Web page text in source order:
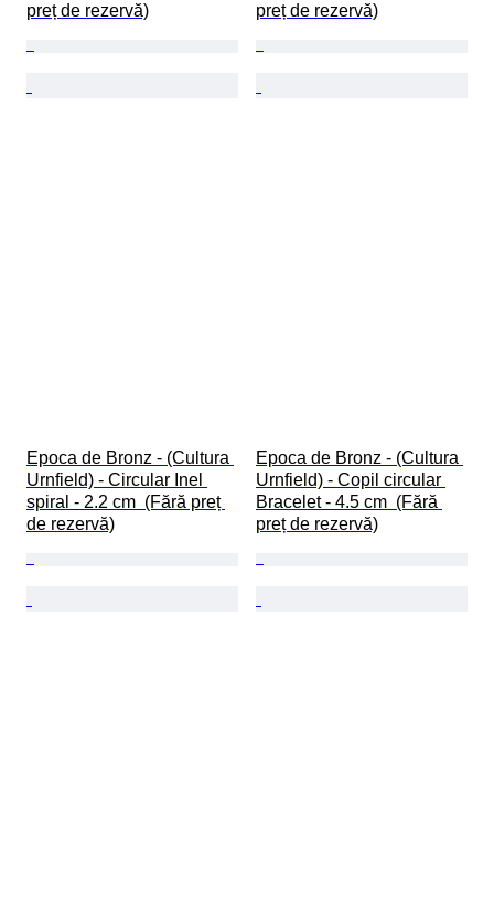
preț de rezervă)
preț de rezervă)
Epoca de Bronz - (Cultura
Urnfield) - Circular Inel
spiral - 2.2 cm  (Fără preț
de rezervă)
Epoca de Bronz - (Cultura
Urnfield) - Copil circular
Bracelet - 4.5 cm  (Fără
preț de rezervă)